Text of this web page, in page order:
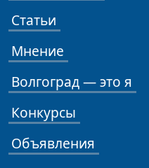
Статьи
Мнение
Волгоград — это я
Конкурсы
Объявления